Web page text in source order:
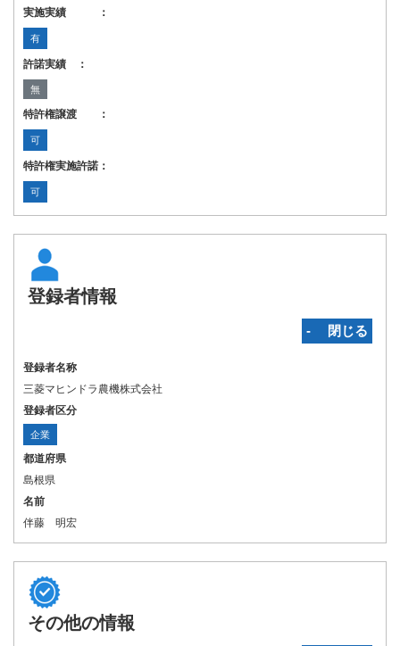
実施実績 ：
有
許諾実績 ：
無
特許権譲渡 ：
可
特許権実施許諾：
可
登録者情報
‐ 閉じる
登録者名称
三菱マヒンドラ農機株式会社
登録者区分
企業
都道府県
島根県
名前
伴藤 明宏
その他の情報